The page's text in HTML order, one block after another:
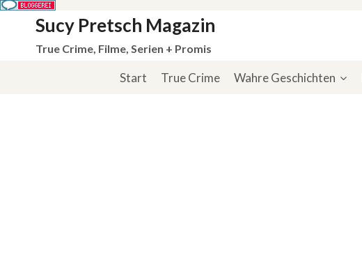
springen
Sucy Pretsch Magazin
True Crime, Filme, Serien + Promis
Start True Crime Wahre Geschichten